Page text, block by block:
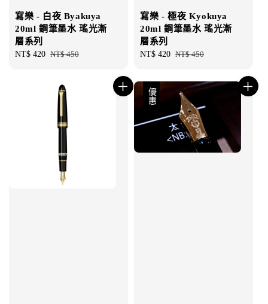
寫樂 - 白夜 Byakuya
20ml 鋼筆墨水 瑤光漸
層系列
Sale
NT$ 420 Regular
NT$ 450
寫樂 - 極夜 Kyokuya
20ml 鋼筆墨水 瑤光漸
層系列
Sale
NT$ 420 Regular
NT$ 450
優惠